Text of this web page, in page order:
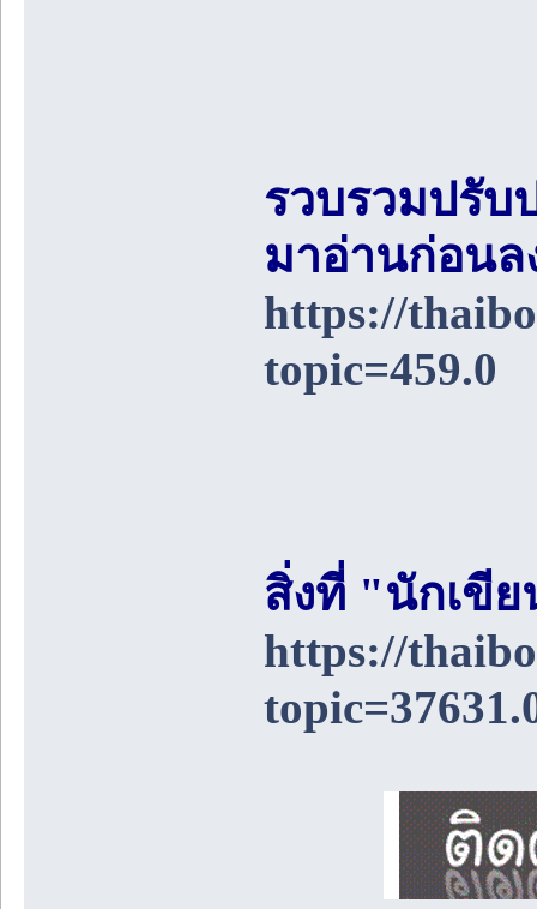
รวบรวมปรับ
มาอ่านก่อน
https://
topic=459.0
สิ่งที่ "นักเขี
https://